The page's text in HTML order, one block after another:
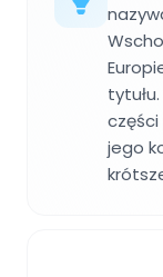
jego